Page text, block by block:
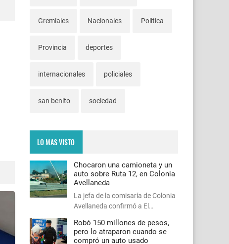
Gremiales Nacionales Politica
Provincia deportes
internacionales policiales
san benito sociedad
LO MAS VISTO
Chocaron una camioneta y un
auto sobre Ruta 12, en Colonia
Avellaneda
La jefa de la comisaría de Colonia
Avellaneda confirmó a El…
Robó 150 millones de pesos,
pero lo atraparon cuando se
compró un auto usado